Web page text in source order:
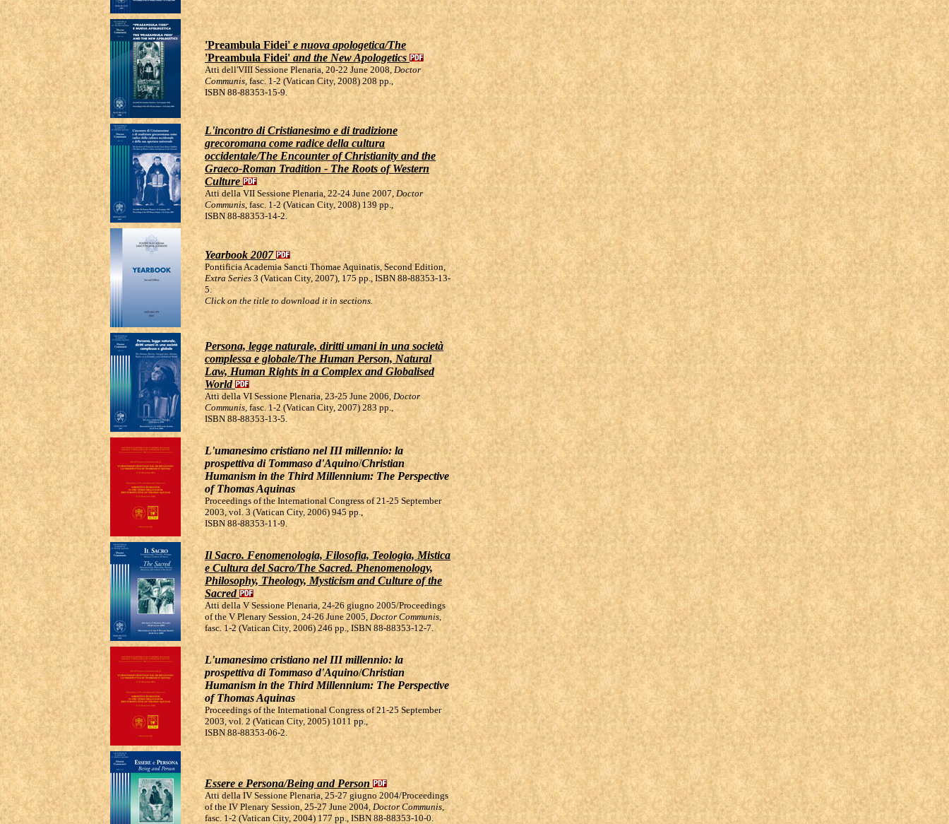
'Preambula Fidei'e nuova apologetica/The
'Preambula Fidei'and the New Apologetics
Atti dell'VIII Sessione Plenaria, 20-22 June 2008,Doctor
Communis, fasc. 1-2 (Vatican City, 2008) 208 pp.,
ISBN 88-88353-15-9.
L'incontro di Cristianesimo e di tradizione
grecoromana come radice della cultura
occidentale/The Encounter of Christianity and the
Graeco-Roman Tradition - The Roots of Western
Culture
Atti della VII Sessione Plenaria, 22-24 June 2007,Doctor
Communis, fasc. 1-2 (Vatican City, 2008) 139 pp.,
ISBN 88-88353-14-2.
Yearbook 2007
Pontificia Academia Sancti Thomae Aquinatis, Second Edition,
Extra Series3 (Vatican City, 2007), 175 pp., ISBN 88-88353-13-
5.
Click on the title to download it in sections.
Persona, legge naturale, diritti umani in una società
complessa e globale/The Human Person, Natural
Law, Human Rights in a Complex and Globalised
World
Atti della VI Sessione Plenaria, 23-25 June 2006,Doctor
Communis, fasc. 1-2 (Vatican City, 2007) 283 pp.,
ISBN 88-88353-13-5.
L'umanesimo cristiano nel III millennio: la
prospettiva di Tommaso d'Aquino/Christian
Humanism in the Third Millennium: The Perspective
of Thomas Aquinas
Proceedings of the International Congress of 21-25 September
2003, vol. 3 (Vatican City, 2006) 945 pp.,
ISBN 88-88353-11-9.
Il Sacro. Fenomenologia, Filosofia, Teologia, Mistica
e Cultura del Sacro/The Sacred. Phenomenology,
Philosophy, Theology, Mysticism and Culture of the
Sacred
Atti della V Sessione Plenaria, 24-26 giugno 2005/Proceedings
of the V Plenary Session, 24-26 June 2005,Doctor Communis,
fasc. 1-2 (Vatican City, 2006) 246 pp., ISBN 88-88353-12-7.
L'umanesimo cristiano nel III millennio: la
prospettiva di Tommaso d'Aquino/Christian
Humanism in the Third Millennium: The Perspective
of Thomas Aquinas
Proceedings of the International Congress of 21-25 September
2003, vol. 2 (Vatican City, 2005) 1011 pp.,
ISBN 88-88353-06-2.
Essere e Persona/Being and Person
Atti della IV Sessione Plenaria, 25-27 giugno 2004/Proceedings
of the IV Plenary Session, 25-27 June 2004, Doctor Communis,
fasc. 1-2 (Vatican City, 2004) 177 pp., ISBN 88-88353-10-0.